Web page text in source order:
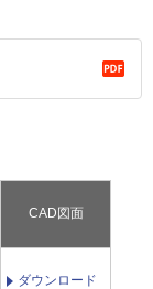
CAD図面
ダウンロード